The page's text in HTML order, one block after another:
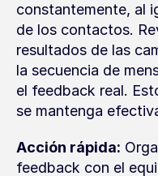
constantemente, al
de los contactos.
resultados de las
la secuencia de
el feedback real.
se mantenga
Acción rápida:
feedback con el